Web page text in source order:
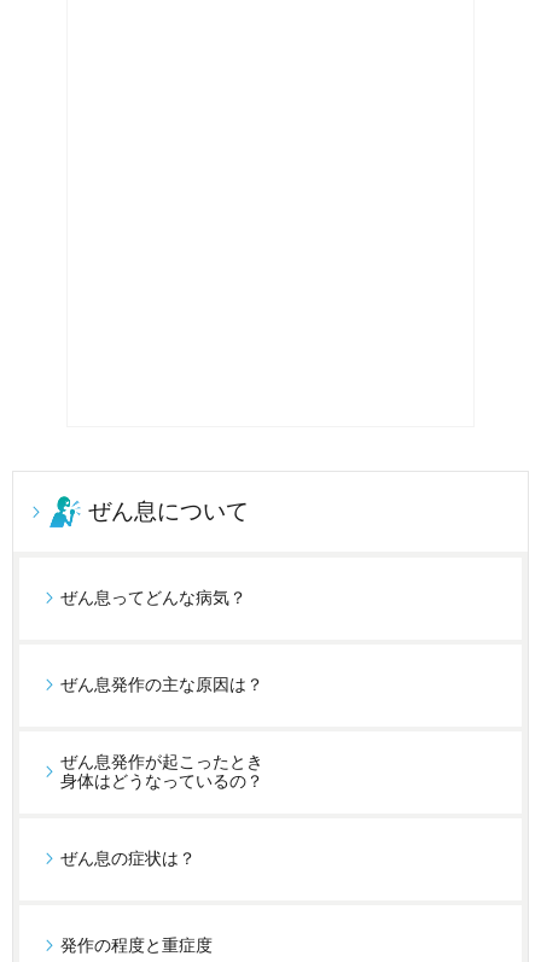
ぜん息について
ぜん息ってどんな病気？
ぜん息発作の主な原因は？
ぜん息発作が起こったとき
身体はどうなっているの？
ぜん息の症状は？
発作の程度と重症度